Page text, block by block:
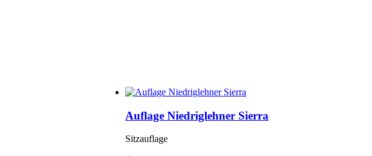
Auflage Niedriglehner Sierra
Sitzauflage